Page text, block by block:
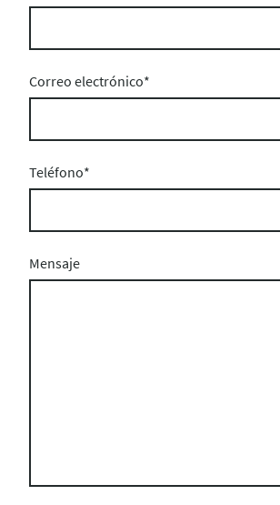
Correo electrónico*
Teléfono*
Mensaje